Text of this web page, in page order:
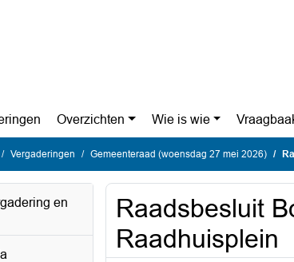
Overzichten Wie is wie
Vergaderingen Gemeenteraad (woensdag 27 mei 2026)
en
Raadsbesluit
Raadhuisplein